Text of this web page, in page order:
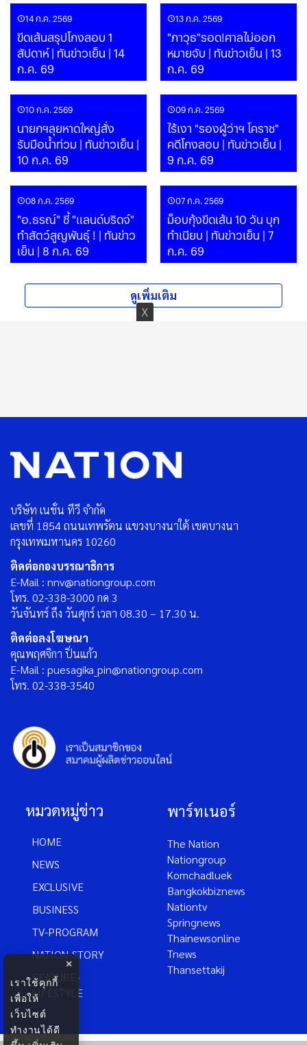
14 ก.ค. 2569
ขีดเส้นสรุปโกงสอบ 1
สัปดาห์ | ทันข่าวเย็น | 14
ก.ค. 69
13 ก.ค. 2569
"ภาวุธ"รอด!ศาลไม่ออก
หมายจับ | ทันข่าวเย็น | 13
ก.ค. 69
10 ก.ค. 2569
นายกฯลุยหาดใหญ่สั่ง
รับมือน้ำท่วม | ทันข่าวเย็น |
10 ก.ค. 69
09 ก.ค. 2569
ไร้เงา "รองผู้ว่าฯ โคราช"
คดีโกงสอบ | ทันข่าวเย็น |
9 ก.ค. 69
08 ก.ค. 2569
"อ.ธรณ์" ชี้ "แลนด์บริดจ์"
ทำสัตว์สูญพันธุ์ ! | ทันข่าว
เย็น | 8 ก.ค. 69
07 ก.ค. 2569
ม็อบกุ้งขีดเส้น 10 วัน บุก
ทำเนียบ | ทันข่าวเย็น | 7
ก.ค. 69
ดูเพิ่มเติม
บริษัท เนชั่น ทีวี จำกัด
เลขที่ 1854 ถนนเทพรัตน แขวงบางนาใต้ เขตบางนา
กรุงเทพมหานคร 10260
ติดต่อกองบรรณาธิการ
E-Mail : nnv@nationgroup.com
โทร. 02-338-3000 กด 3
วันจันทร์ ถึง วันศุกร์ เวลา 08.30 – 17.30 น.
ติดต่อลงโฆษณา
คุณพฤศจิกา ปิ่นแก้ว
E-Mail : puesagika_pin@nationgroup.com
โทร. 02-338-3540
หมวดหมู่ข่าว
HOME
NEWS
EXCLUSIVE
BUSINESS
TV-PROGRAM
NATION-STORY
FEATURE-
LIFESTYLE
พาร์ทเนอร์
The Nation
Nationgroup
Komchadluek
Bangkokbiznews
Nationtv
Springnews
Thainewsonline
Tnews
Thansettakij
×
เราใช้คุกกี้
เพื่อให้
เว็บไซต์
ทำงานได้ดี